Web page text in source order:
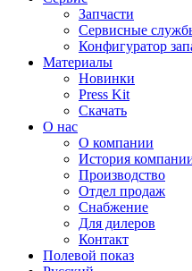
Запчасти
Сервисные
Конфигуратор
Материалы
Новинки
Press Kit
Скачать
О нас
О компании
История
Производство
Отдел продаж
Cнабжение
Для дилеров
Контакт
Полевой показ